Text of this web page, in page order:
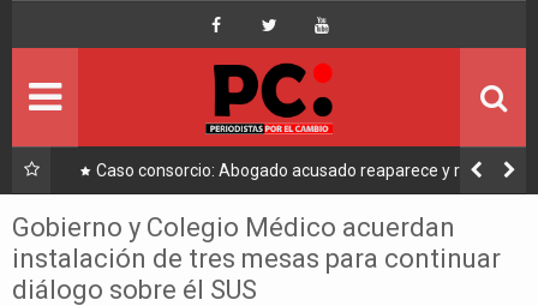
Caso consorcio: Abogado acusado reaparece y ratifica
su denuncia contra Coaquira
Gobierno y Colegio Médico acuerdan
instalación de tres mesas para continuar
diálogo sobre él SUS
Portada
Ultimo
Economía